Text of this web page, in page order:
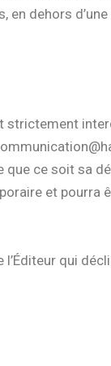
en dehors
strictement
ce soit sa
et pourra
qui